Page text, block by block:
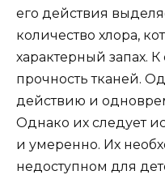
его действия
количество хлора,
характерный запах.
прочность тканей.
действию и
Однако их следует
и умеренно. Их
недоступном для